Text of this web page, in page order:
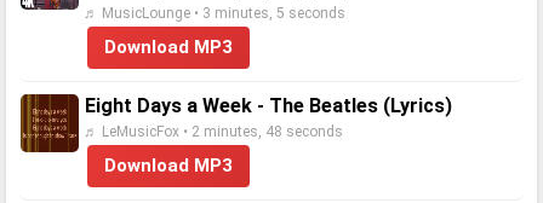
♬ MusicLounge • 3 minutes, 5 seconds
Download MP3
Eight Days a Week - The Beatles (Lyrics)
♬ LeMusicFox • 2 minutes, 48 seconds
Download MP3